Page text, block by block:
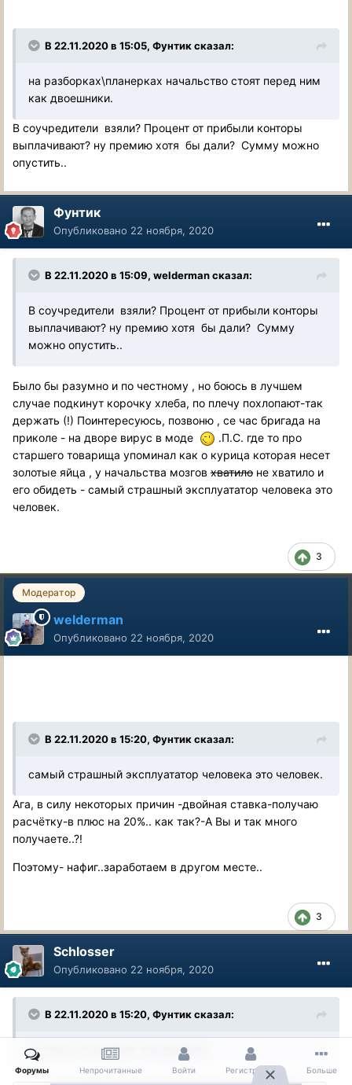
В 22.11.2020 в 15:05, Фунтик сказал:
на разборках\планерках начальство стоят перед ним
как двоешники.
В соучредители взяли? Процент от прибыли конторы
выплачивают? ну премию хотя бы дали? Сумму можно
опустить..
Фунтик
Опубликовано 22 ноября, 2020
В 22.11.2020 в 15:09, welderman сказал:
В соучредители взяли? Процент от прибыли конторы
выплачивают? ну премию хотя бы дали? Сумму
можно опустить..
Было бы разумно и по честному , но боюсь в лучшем
случае подкинут корочку хлеба, по плечу похлопают-так
держать (!) Поинтересуюсь, позвоню , се час бригада на
приколе - на дворе вирус в моде
.П.С. где то про
старшего товарища упоминал как о курица которая несет
золотые яйца , у начальства мозгов хватило не хватило и
его обидеть - самый страшный эксплуататор человека это
человек.
3
Модератор
welderman
Опубликовано 22 ноября, 2020
В 22.11.2020 в 15:20, Фунтик сказал:
самый страшный эксплуататор человека это человек.
Ага, в силу некоторых причин -двойная ставка-получаю
расчётку-в плюс на 20%.. как так?-А Вы и так много
получаете..?!
Поэтому- нафиг..заработаем в другом месте..
3
Schlosser
Опубликовано 22 ноября, 2020
В 22.11.2020 в 15:20, Фунтик сказал:
по плечу похлопают-так держать
Форумы Непрочитанные Войти Регистрация Больше